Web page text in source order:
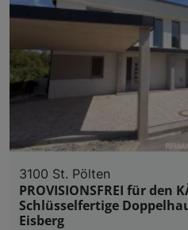
3100 St. Pölten
PROVISIONSFREI für den
Schlüsselfertige
Eisberg